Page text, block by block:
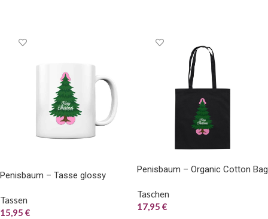
Penisbaum – Tasse glossy
Tassen
15,95 €
Penisbaum – Organic Cotton Bag
Taschen
17,95 €